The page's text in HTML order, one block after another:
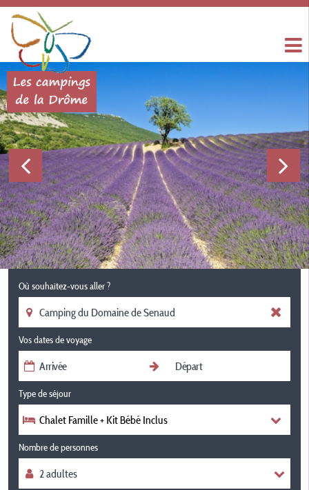
Où souhaitez-vous aller ?
Vos dates de voyage
Type de séjour
Chalet Famille + Kit Bébé Inclus
Nombre de personnes